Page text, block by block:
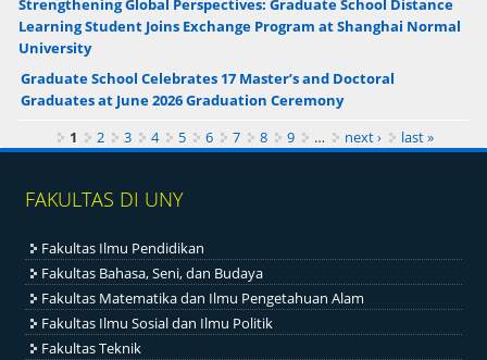
Learning Student Joins Exchange Program at Shanghai Normal
University
Graduate School Celebrates 17 Master’s and Doctoral
Graduates at June 2026 Graduation Ceremony
Pages 1 2 3 4 5 6 7 8 9 … next › last »
FAKULTAS DI UNY
Fakultas Ilmu Pendidikan
Fakultas Bahasa, Seni, dan Budaya
Fakultas Matematika dan Ilmu Pengetahuan Alam
Fakultas Ilmu Sosial dan Ilmu Politik
Fakultas Teknik